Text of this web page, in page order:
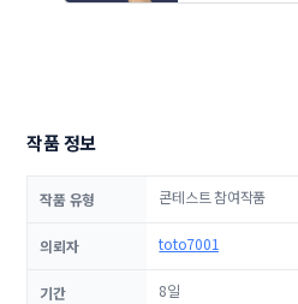
작품 정보
작품 유형 콘테스트 참여작품
의뢰자 toto7001
기간 8일